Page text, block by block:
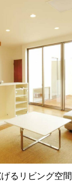
るリビング空間